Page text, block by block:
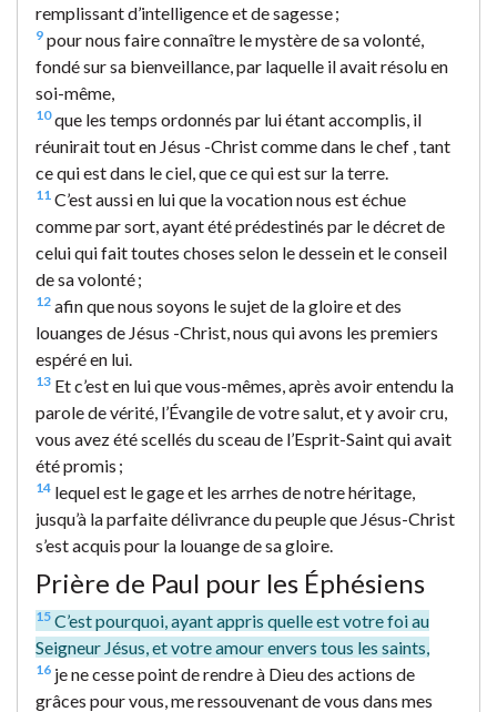
remplissant d’intelligence et de sagesse ;
9 pour nous faire connaître le mystère de sa volonté,
fondé sur sa bienveillance, par laquelle il avait résolu en
soi-même,
10que les temps ordonnés par lui étant accomplis, il
réunirait tout en Jésus -Christ comme dans le chef , tant
ce qui est dans le ciel, que ce qui est sur la terre.
11 C’est aussi en lui que la vocation nous est échue
comme par sort, ayant été prédestinés par le décret de
celui qui fait toutes choses selon le dessein et le conseil
de sa volonté ;
12 afin que nous soyons le sujet de la gloire et des
louanges de Jésus -Christ, nous qui avons les premiers
espéré en lui.
13 Et c’est en lui que vous-mêmes, après avoir entendu la
parole de vérité, l’Évangile de votre salut, et y avoir cru,
vous avez été scellés du sceau de l’Esprit-Saint qui avait
été promis ;
14 lequel est le gage et les arrhes de notre héritage,
jusqu’à la parfaite délivrance du peuple que Jésus-Christ
s’est acquis pour la louange de sa gloire.
Prière de Paul pour les Éphésiens
15 C’est pourquoi, ayant appris quelle est votre foi au
Seigneur Jésus, et votre amour envers tous les saints,
16 je ne cesse point de rendre à Dieu des actions de
grâces pour vous, me ressouvenant de vous dans mes